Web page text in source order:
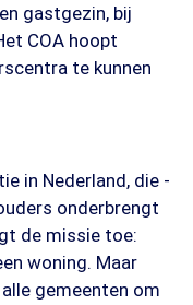
gastgezin, bij
COA hoopt
te kunnen
in Nederland, die -
onderbrengt
de missie toe:
woning. Maar
gemeenten om